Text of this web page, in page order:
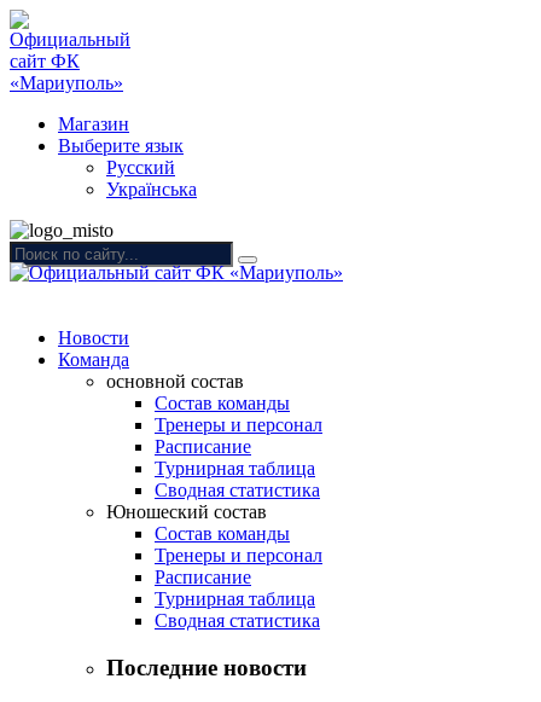
Магазин
Выберите язык
Русский
Українська
Новости
Команда
основной состав
Состав команды
Тренеры и персонал
Расписание
Турнирная таблица
Сводная статистика
Юношеский состав
Состав команды
Тренеры и персонал
Расписание
Турнирная таблица
Сводная статистика
Последние новости